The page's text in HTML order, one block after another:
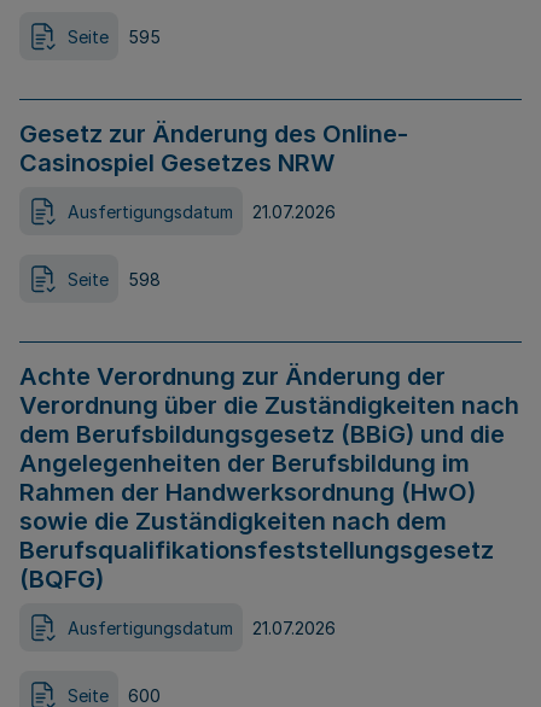
Seite 595
Gesetz zur Änderung des Online-
Casinospiel Gesetzes NRW
Ausfertigungsdatum 21.07.2026
Seite 598
Achte Verordnung zur Änderung der
Verordnung über die Zuständigkeiten nach
dem Berufsbildungsgesetz (BBiG) und die
Angelegenheiten der Berufsbildung im
Rahmen der Handwerksordnung (HwO)
sowie die Zuständigkeiten nach dem
Berufsqualifikationsfeststellungsgesetz
(BQFG)
Ausfertigungsdatum 21.07.2026
Seite 600